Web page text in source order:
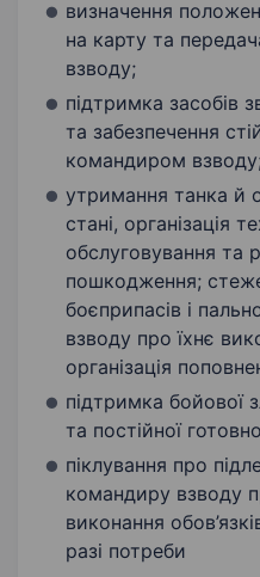
визначення
на карту та
взводу;
підтримка засобів
та забезпечення
командиром
утримання танка й
стані, організація
обслуговування та
пошкодження;
боєприпасів і
взводу про їхнє
організація
підтримка бойової
та постійної
піклування про
командиру взводу
виконання
разі потреби